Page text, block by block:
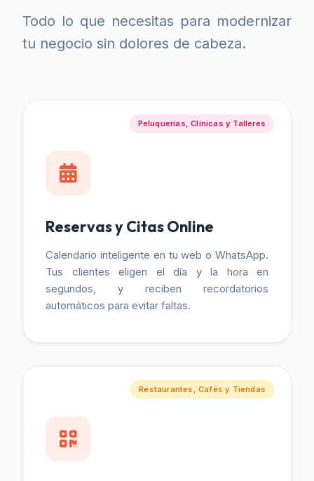
Todo lo que necesitas para modernizar
tu negocio sin dolores de cabeza.
Peluquerías, Clínicas y Talleres
Reservas y Citas Online
Calendario inteligente en tu web o WhatsApp.
Tus clientes eligen el día y la hora en
segundos, y reciben recordatorios
automáticos para evitar faltas.
Restaurantes, Cafés y Tiendas